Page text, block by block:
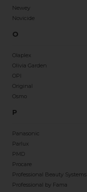
Newey
Novicide
O
Olaplex
Olivia Garden
OPI
Original
Osmo
P
Panasonic
Parlux
PMD
Procare
Professional Beauty Systems
Professional by Fama